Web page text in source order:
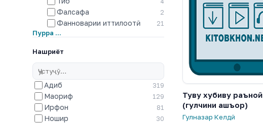
Фалсафа 2
Фанноварии иттилоотӣ 21
Пурра …
Нашриёт
Адиб 319
Маориф 129
Ирфон 81
Ношир 30
Туву хубиву раъноӣ
(гулчини ашъор)
Гулназар Келдӣ